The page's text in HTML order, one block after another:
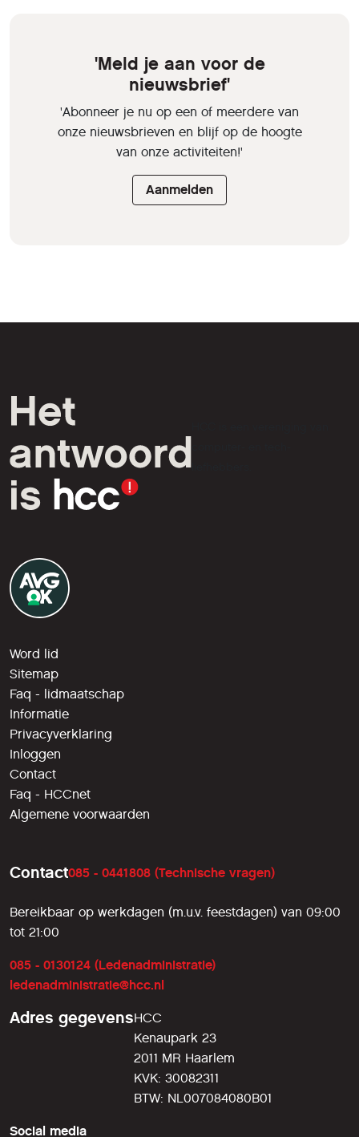
'Meld je aan voor de
nieuwsbrief'
'Abonneer je nu op een of meerdere van
onze nieuwsbrieven en blijf op de hoogte
van onze activiteiten!'
Aanmelden
liefhebbers.
Word lid
Sitemap
Faq - lidmaatschap
Informatie
Privacyverklaring
Inloggen
Contact
Faq - HCCnet
Algemene voorwaarden
Contact085 - 0441808 (Technische vragen)
Bereikbaar op werkdagen (m.u.v. feestdagen) van 09:00
tot 21:00
085 - 0130124 (Ledenadministratie)
ledenadministratie@hcc.nl
Adres gegevensHCC
Kenaupark 23
2011 MR Haarlem
KVK: 30082311
BTW: NL007084080B01
Social media